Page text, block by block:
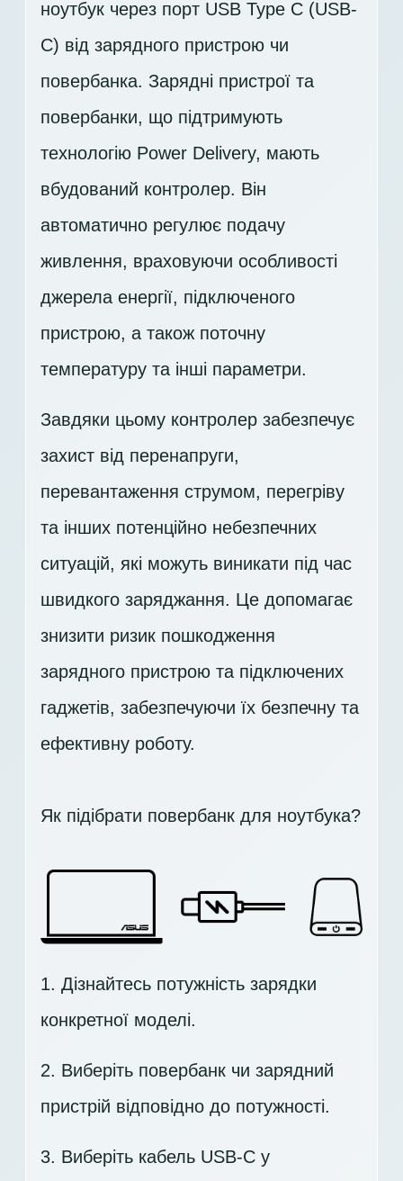
ноутбук через порт USB Type C (USB-
C) від зарядного пристрою чи
повербанка. Зарядні пристрої та
повербанки, що підтримують
технологію Power Delivery, мають
вбудований контролер. Він
автоматично регулює подачу
живлення, враховуючи особливості
джерела енергії, підключеного
пристрою, а також поточну
температуру та інші параметри.
Завдяки цьому контролер забезпечує
захист від перенапруги,
перевантаження струмом, перегріву
та інших потенційно небезпечних
ситуацій, які можуть виникати під час
швидкого заряджання. Це допомагає
знизити ризик пошкодження
зарядного пристрою та підключених
гаджетів, забезпечуючи їх безпечну та
ефективну роботу.
Як підібрати повербанк для ноутбука?
1. Дізнайтесь потужність зарядки
конкретної моделі.
2. Виберіть повербанк чи зарядний
пристрій відповідно до потужності.
3. Виберіть кабель USB-C у